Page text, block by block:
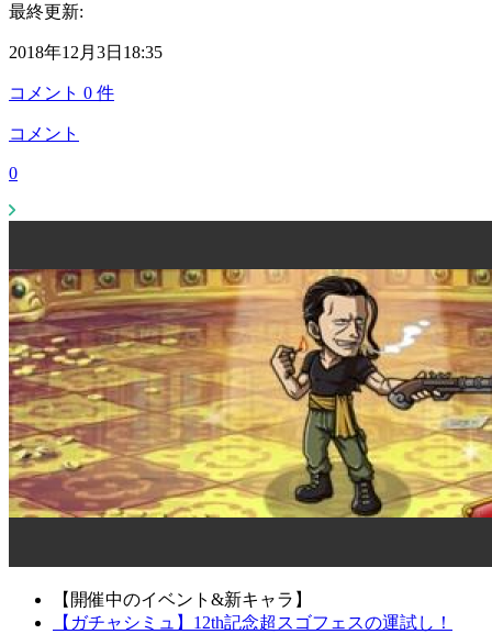
最終更新:
2018年12月3日18:35
コメント 0 件
コメント
0
【開催中のイベント&新キャラ】
【ガチャシミュ】12th記念超スゴフェスの運試し！